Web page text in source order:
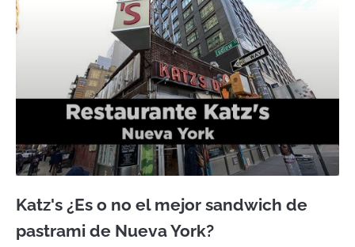
Katz's ¿Es o no el mejor sandwich de
pastrami de Nueva York?